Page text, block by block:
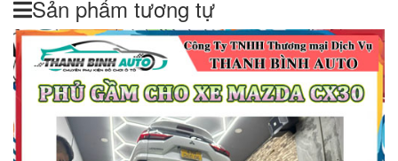
Sản phẩm tương tự